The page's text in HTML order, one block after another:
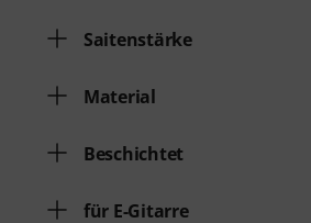
Saitenstärke
Material
Beschichtet
für E-Gitarre